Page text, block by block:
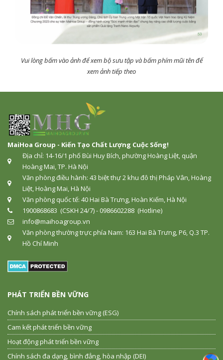
Vui lòng bấm vào ảnh để xem bộ sưu tập và bấm phím mũi tên để
xem ảnh tiếp theo
MaiHoa Group - Kiến Tạo Chất Lượng Cuộc Sống!
Địa chỉ: 14-16/1 phố Bùi Huy Bích, phường Hoàng Liệt, quận
Hoàng Mai, TP. Hà Nội
Văn phòng điều hành: 43 biệt thự 2 khu đô thị Pháp Vân, Hoàng
Liệt, Hoàng Mai, Hà Nội
Văn phòng quốc tế: 40 Hai Bà Trưng, Hoàn Kiếm, Hà Nội
1900868683 (CSKH 24/7) - 0986602288 (Hotline)
info@maihoagroup.vn
Văn phòng thường trực phía Nam: 163 Hai Bà Trưng, P6, Q.3 TP.
Hồ Chí Minh
PHÁT TRIỂN BỀN VỮNG
Chính sách phát triển bền vững (ESG)
Cam kết phát triển bền vững
Hoạt động phát triển bền vững
Chính sách đa dạng, bình đẳng, hòa nhập (DEI)